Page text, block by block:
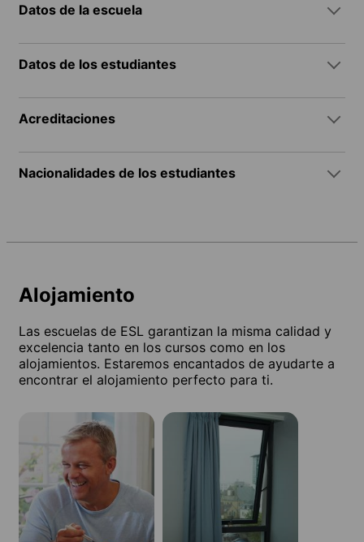
Datos de la escuela
Datos de los estudiantes
Acreditaciones
Nacionalidades de los estudiantes
Alojamiento
Las escuelas de ESL garantizan la misma calidad y
excelencia tanto en los cursos como en los
alojamientos. Estaremos encantados de ayudarte a
encontrar el alojamiento perfecto para ti.